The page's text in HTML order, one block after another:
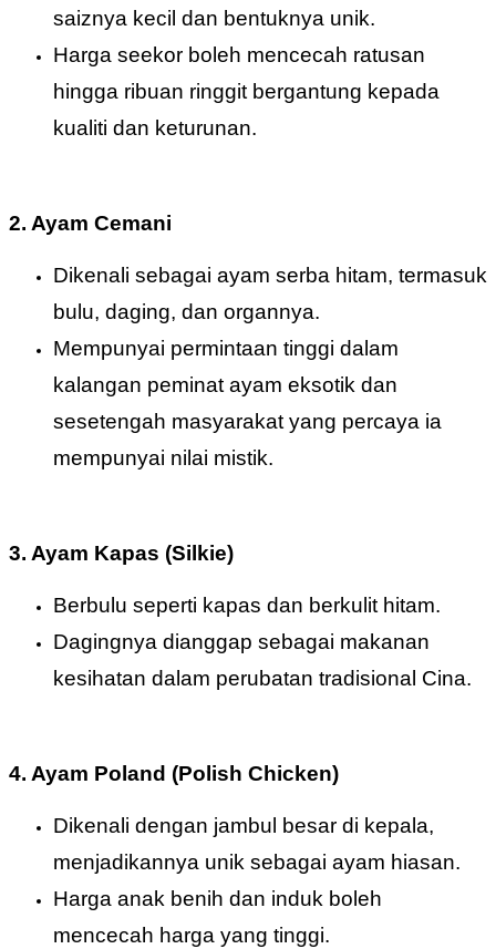
saiznya kecil dan bentuknya unik.
Harga seekor boleh mencecah ratusan
hingga ribuan ringgit bergantung kepada
kualiti dan keturunan.
2. Ayam Cemani
Dikenali sebagai ayam serba hitam, termasuk
bulu, daging, dan organnya.
Mempunyai permintaan tinggi dalam
kalangan peminat ayam eksotik dan
sesetengah masyarakat yang percaya ia
mempunyai nilai mistik.
3. Ayam Kapas (Silkie)
Berbulu seperti kapas dan berkulit hitam.
Dagingnya dianggap sebagai makanan
kesihatan dalam perubatan tradisional Cina.
4. Ayam Poland (Polish Chicken)
Dikenali dengan jambul besar di kepala,
menjadikannya unik sebagai ayam hiasan.
Harga anak benih dan induk boleh
mencecah harga yang tinggi.